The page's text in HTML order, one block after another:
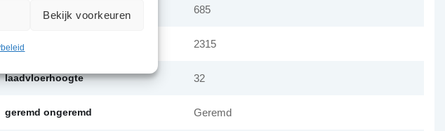
Bekijk voorkeuren
eigengewicht 685
laadvermogen 2315
laadvloerhoogte 32
geremd ongeremd Geremd